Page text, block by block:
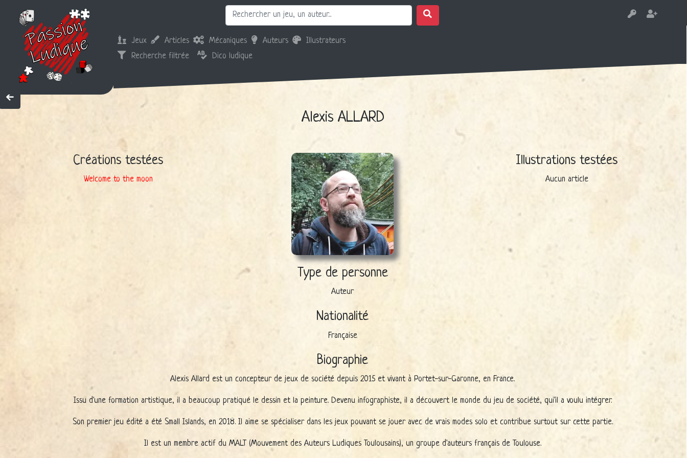
Jeux Articles Mécaniques Auteurs
Illustrateurs
Recherche filtrée
Dico ludique
Alexis ALLARD
Créations testées
Welcome to the moon
Illustrations testées
Aucun article
Type de personne
Auteur
Nationalité
Française
Biographie
Alexis Allard est un concepteur de jeux de société depuis 2015 et vivant à Portet-sur-Garonne, en France.
Issu d'une formation artistique, il a beaucoup pratiqué le dessin et la peinture. Devenu infographiste, il a découvert le monde du jeu de société, qui'il a voulu intégrer.
Son premier jeu édité a été Small Islands, en 2018. Il aime se spécialiser dans les jeux pouvant se jouer avec de vrais modes solo et contribue surtout sur cette partie.
Il est un membre actif du MALT (Mouvement des Auteurs Ludiques Toulousains), un groupe d'auteurs français de Toulouse.